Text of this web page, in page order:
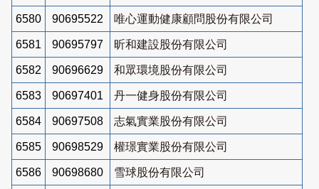
6580 90695522 唯心運動健康顧問股份有限公司
6581 90695797 昕和建設股份有限公司
6582 90696629 和眾環境股份有限公司
6583 90697401 丹一健身股份有限公司
6584 90697508 志氣實業股份有限公司
6585 90698529 權璟實業股份有限公司
6586 90698680 雪球股份有限公司